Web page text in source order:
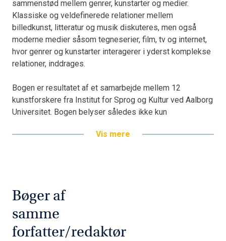
sammenstød mellem genrer, kunstarter og medier.
Klassiske og veldefinerede relationer mellem
billedkunst, litteratur og musik diskuteres, men også
moderne medier såsom tegneserier, film, tv og internet,
hvor genrer og kunstarter interagerer i yderst komplekse
relationer, inddrages.
Bogen er resultatet af et samarbejde mellem 12
kunstforskere fra Institut for Sprog og Kultur ved Aalborg
Universitet. Bogen belyser således ikke kun
også om det produktive samarbejde mellem forskere på
Bogen er en del af tilbuddet
Vis mere
Bøger af
samme
forfatter/redaktør